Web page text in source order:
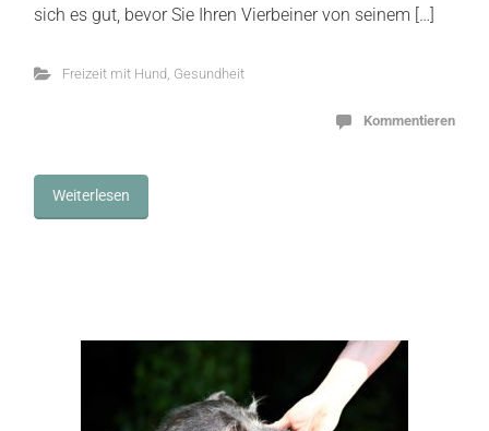
sich es gut, bevor Sie Ihren Vierbeiner von seinem […]
Freizeit mit Hund, Gesundheit
Kommentieren
Weiterlesen